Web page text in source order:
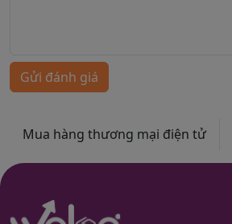
Gửi đánh giá
Mua hàng thương mại điện tử